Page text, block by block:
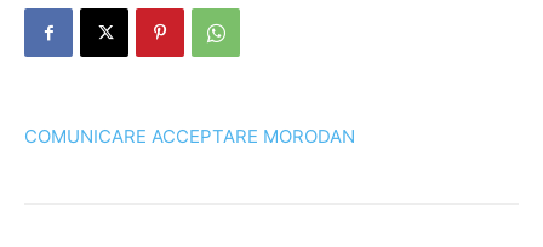
COMUNICARE ACCEPTARE MORODAN